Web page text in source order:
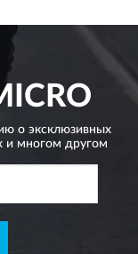
о эксклюзивных
и многом другом